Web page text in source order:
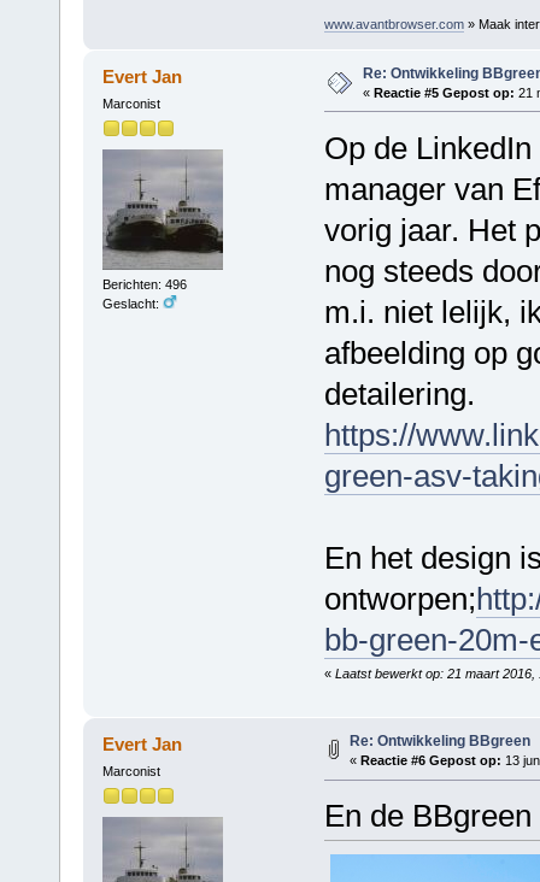
www.avantbrowser.com» Maak
Evert Jan
Marconist
Berichten: 496
Geslacht:
Re: Ontwikkeling
« Reactie #5 Gepost op: 21
Op de
manager van
vorig jaar. Het
nog steeds
m.i. niet lelijk,
afbeelding op
detailering.
https://
green-asv-
En het design
ontworpen;
bb-green-
« Laatst bewerkt op: 21 maart
Evert Jan
Marconist
Re: Ontwikkeling BBgreen
« Reactie #6 Gepost op: 13
En de